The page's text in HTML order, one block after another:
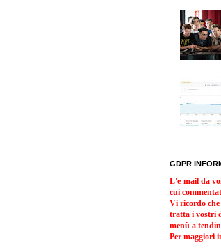
GDPR
L'e-mail da
cui
Vi ricordo che
tratta i vostri
menù a
Per maggiori